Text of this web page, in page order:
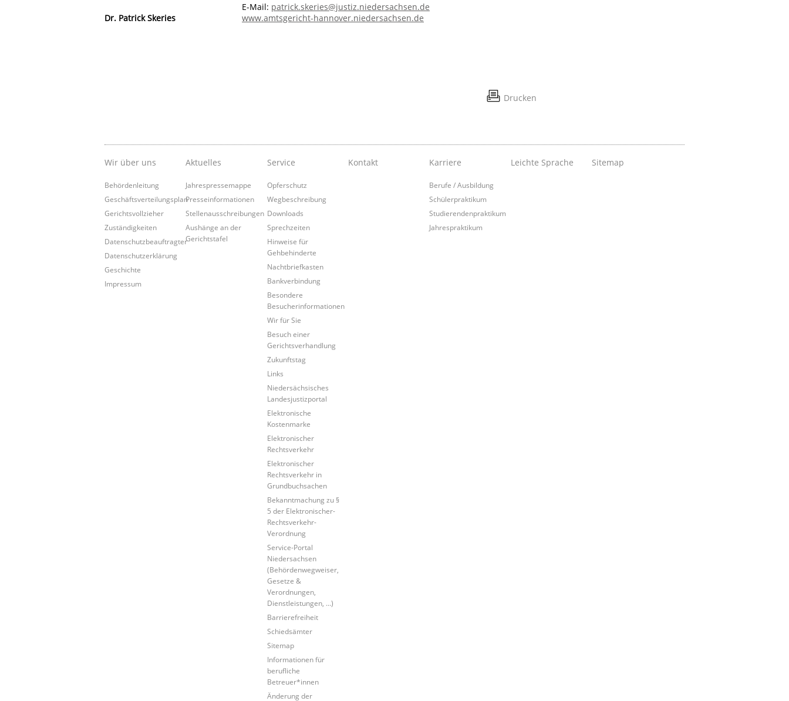
E-Mail: patrick.skeries@justiz.niedersachsen.de
Dr. Patrick Skeries
www.amtsgericht-hannover.niedersachsen.de
Drucken
Wir über uns
Behördenleitung
Geschäftsverteilungsplan
Gerichtsvollzieher
Zuständigkeiten
Datenschutzbeauftragter
Datenschutzerklärung
Geschichte
Impressum
Aktuelles
Jahrespressemappe
Presseinformationen
Stellenausschreibungen
Aushänge an der
Gerichtstafel
Service
Opferschutz
Wegbeschreibung
Downloads
Sprechzeiten
Hinweise für
Gehbehinderte
Nachtbriefkasten
Bankverbindung
Besondere
Besucherinformationen
Wir für Sie
Besuch einer
Gerichtsverhandlung
Zukunftstag
Links
Niedersächsisches
Landesjustizportal
Elektronische
Kostenmarke
Elektronischer
Rechtsverkehr
Elektronischer
Rechtsverkehr in
Grundbuchsachen
Bekanntmachung zu §
5 der Elektronischer-
Rechtsverkehr-
Verordnung
Service-Portal
Niedersachsen
(Behördenwegweiser,
Gesetze &
Verordnungen,
Dienstleistungen, ...)
Barrierefreiheit
Schiedsämter
Sitemap
Informationen für
berufliche
Betreuer*innen
Änderung der
Kontakt Karriere
Berufe / Ausbildung
Schülerpraktikum
Studierendenpraktikum
Jahrespraktikum
Leichte Sprache Sitemap